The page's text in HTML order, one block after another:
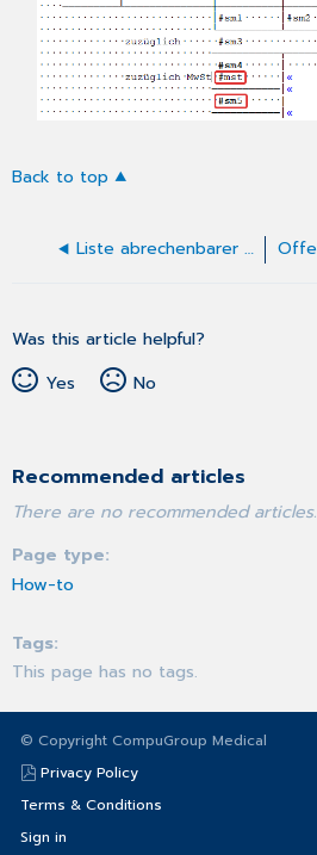
Back to top
Liste abrechenbarer Leistungen (BG)
Was this article helpful?
Yes
No
Recommended articles
There are no recommended articles.
Page type
How-to
Tags
This page has no tags.
© Copyright CompuGroup Medical
Privacy Policy
Terms & Conditions
Sign in